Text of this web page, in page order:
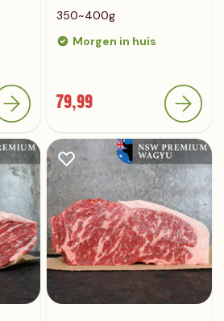
350~400g
Morgen in huis
79,99